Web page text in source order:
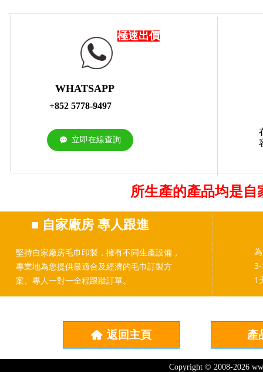
WHATSAPP
+852 5778-9497
끁 立即在線查詢
極速出價
所生產的產品均是
■ 自家廠房 專人跟進
1
堅持自家廠房毛巾印製，擁有不同生產設備，
專業地為您提供最適合及經濟的毛巾訂製方
案。專人一對一全程跟蹤訂單。
Copyright © 2008-2026
낀 返回主頁 產